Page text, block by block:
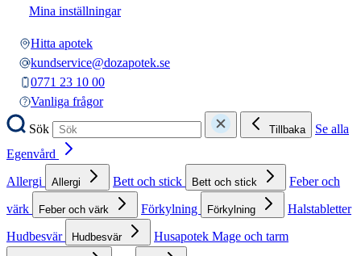
Mina inställningar
Hitta apotek
kundservice@dozapotek.se
0771 23 10 00
Vanliga frågor
Sök
Tillbaka
Se alla
Egenvård
Allergi
Allergi Bett och stick Bett och stick
Feber och
värk
Feber och värk Förkylning Förkylning
Halstabletter
Hudbesvär
Hudbesvär Husapotek Mage och tarm